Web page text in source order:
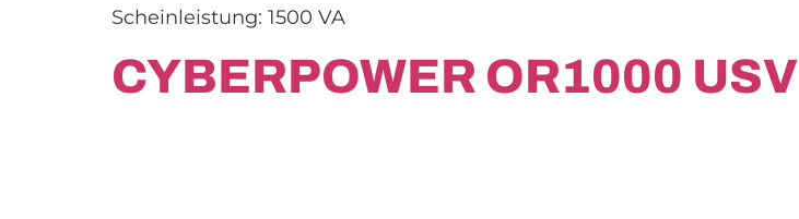
Scheinleistung: 1500 VA
CYBERPOWER OR1000 USV